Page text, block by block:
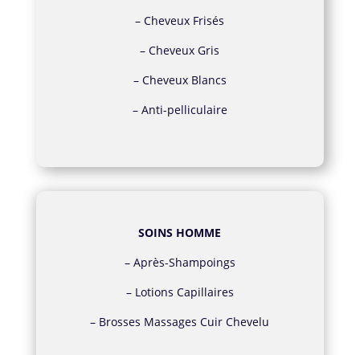
–Cheveux Frisés
–Cheveux Gris
– Cheveux Blancs
– Anti-pelliculaire
SOINS HOMME
– Après-Shampoings
– Lotions Capillaires
– Brosses Massages Cuir Chevelu